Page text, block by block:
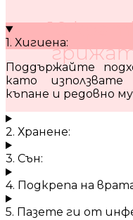
10
1. Хигиена:
Поддържайте
като
къпане и редовно
2. Хранене:
3. Сън:
4. Подкрепа на
5. Пазете ги от